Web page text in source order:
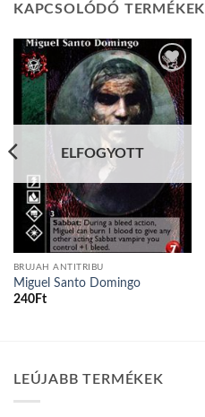
KAPCSOLÓDÓ TERMÉKEK
Add to
wishlist
ELFOGYOTT
BRUJAH ANTITRIBU
Miguel Santo Domingo
240Ft
LEÚJABB TERMÉKEK